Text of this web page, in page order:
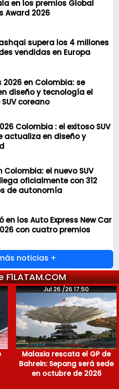
en los premios Global
Award 2026
supera los 4 millones
vendidas en Europa
2026 en Colombia: se
diseño y tecnología el
coreano
Colombia : el exitoso SUV
actualiza en diseño y
Colombia: el nuevo SUV
oficialmente con 312
de autonomía
en los Auto Express New Car
con cuatro premios
noticias +
Jul 26 /26 17:50
Malasia rescata el GP de
Bahrein: Sepang será sede
en octubre de 2026